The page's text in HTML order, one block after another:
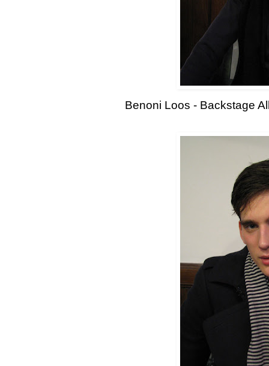
Benoni Loos - Backstage